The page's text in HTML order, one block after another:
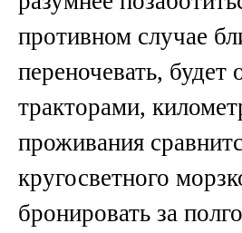
противном случае
переночевать,
тракторами,
проживания
кругосветного
бронировать за